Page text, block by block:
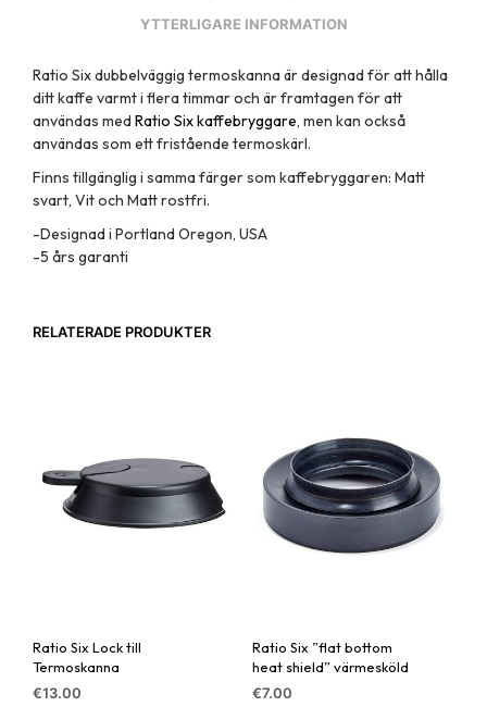
YTTERLIGARE INFORMATION
Ratio Six dubbelväggig termoskanna är designad för att hålla
ditt kaffe varmt i flera timmar och är framtagen för att
användas medRatio Six kaffebryggare, men kan också
användas som ett fristående termoskärl.
Finns tillgänglig i samma färger som kaffebryggaren: Matt
svart, Vit och Matt rostfri.
-Designad i Portland Oregon, USA
-5 års garanti
RELATERADE PRODUKTER
Ratio Six Lock till
Termoskanna
€13.00
Ratio Six ”flat bottom
heat shield” värmesköld
€7.00